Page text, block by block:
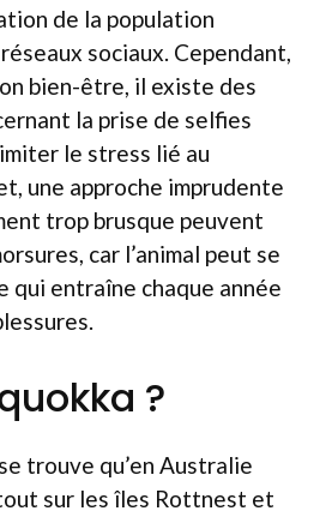
de la population
sociaux. Cependant,
bien-être, il existe des
la prise de selfies
le stress lié au
une approche imprudente
trop brusque peuvent
car l’animal peut se
qui entraîne chaque année
?
trouve qu’en Australie
sur les îles Rottnest et